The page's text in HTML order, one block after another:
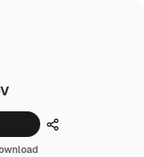
Condividi